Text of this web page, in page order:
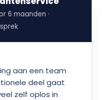
6 maanden ·
aan een team
deel gaat
zelf oplos in